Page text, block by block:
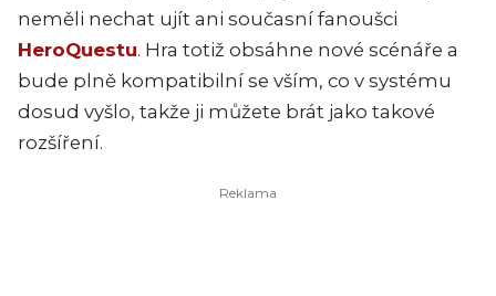
neměli nechat ujít ani současní fanoušci
HeroQuestu. Hra totiž obsáhne nové scénáře a
bude plně kompatibilní se vším, co v systému
dosud vyšlo, takže ji můžete brát jako takové
rozšíření.